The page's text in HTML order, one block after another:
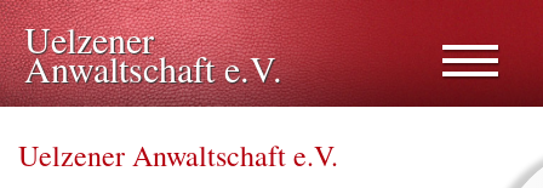
Uelzener
Anwaltschaft e.V.
Uelzener Anwaltschaft e.V.